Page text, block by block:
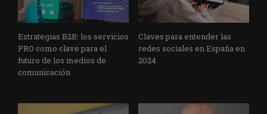
Estrategias B2B: los servicios
PRO como clave para el
futuro de los medios de
comunicación
Claves para entender las
redes sociales en España en
2024